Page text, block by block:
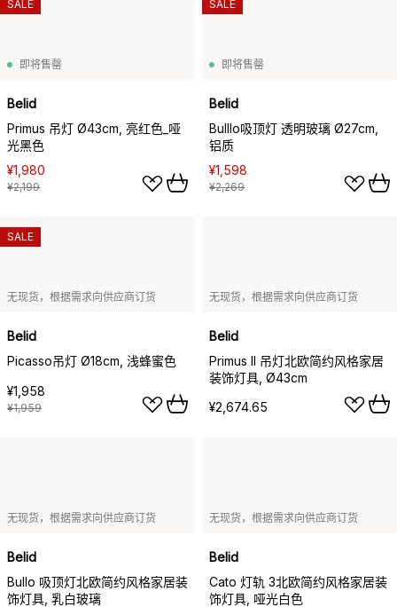
即将售罄
Belid
Primus 吊灯 Ø43cm, 亮红色_哑
光黑色
¥1,980
¥2,199
SALE
即将售罄
Belid
Bulllo吸顶灯 透明玻璃 Ø27cm,
铝质
¥1,598
¥2,269
SALE
无现货，根据需求向供应商订货
Belid
Picasso吊灯 Ø18cm, 浅蜂蜜色
¥1,958
¥1,959
SALE
无现货，根据需求向供应商订货
Belid
Primus II 吊灯北欧简约风格家居
装饰灯具, Ø43cm
¥2,674.65
无现货，根据需求向供应商订货
Belid
Bullo 吸顶灯北欧简约风格家居装
饰灯具, 乳白玻璃
无现货，根据需求向供应商订货
Belid
Cato 灯轨 3北欧简约风格家居装
饰灯具, 哑光白色